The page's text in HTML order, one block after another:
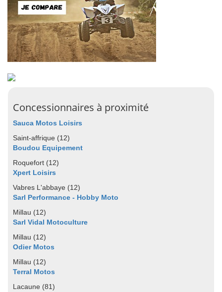
Concessionnaires à proximité
Sauca Motos Loisirs
Saint-affrique (12)
Boudou Equipement
Roquefort (12)
Xpert Loisirs
Vabres L'abbaye (12)
Sarl Performance - Hobby Moto
Millau (12)
Sarl Vidal Motoculture
Millau (12)
Odier Motos
Millau (12)
Terral Motos
Lacaune (81)